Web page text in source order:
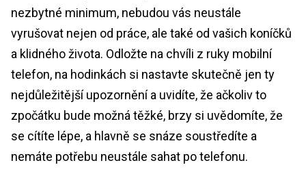
nezbytné minimum, nebudou vás neustále
vyrušovat nejen od práce, ale také od vašich koníčků
a klidného života. Odložte na chvíli z ruky mobilní
telefon, na hodinkách si nastavte skutečně jen ty
nejdůležitější upozornění a uvidíte, že ačkoliv to
zpočátku bude možná těžké, brzy si uvědomíte, že
se cítíte lépe, a hlavně se snáze soustředíte a
nemáte potřebu neustále sahat po telefonu.